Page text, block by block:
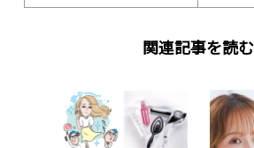
関連記事を読む